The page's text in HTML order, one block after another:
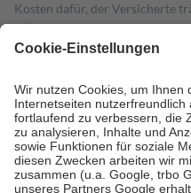
Kosten dafür, der Versicherte
mit.
Grundsätzlich leisten Mitglieder
höchstens zehn Euro.
Es sind
Kosten der Leistung zu
Diese Regeln gelten
Bei Heilmitteln und häuslicher
Zuzahlung zehn Prozent der
Verordnung.